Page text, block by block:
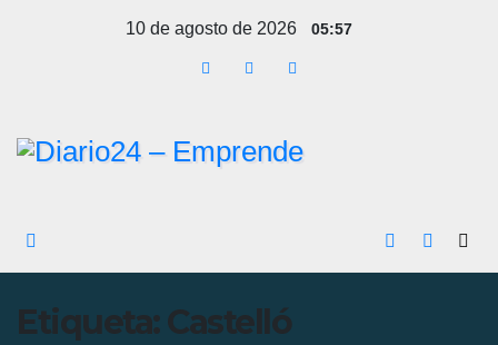
10 de agosto de 2026 05:57
Etiqueta:Castelló